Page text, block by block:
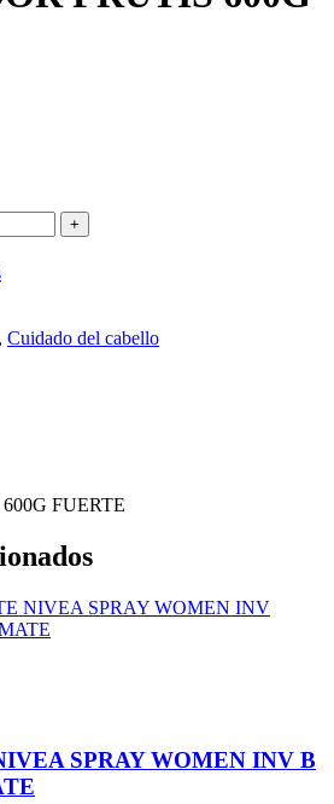
, Cuidado del cabello
FUERTE
SPRAY WOMEN INV B